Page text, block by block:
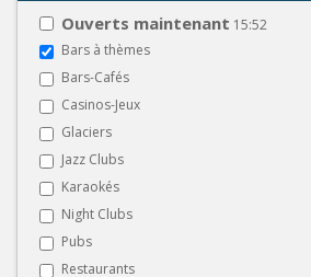
Ouverts maintenant 15:52
Bars à thèmes
Bars-Cafés
Casinos-Jeux
Glaciers
Jazz Clubs
Karaokés
Night Clubs
Pubs
Restaurants